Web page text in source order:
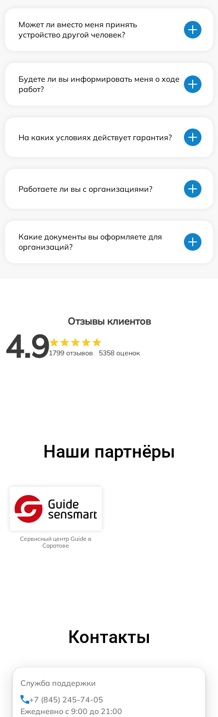
Может ли вместо меня принять
устройство другой человек?
Будете ли вы информировать меня о ходе
работ?
На каких условиях действует гарантия?
Работаете ли вы с организациями?
Какие документы вы оформляете для
организаций?
Отзывы клиентов
4.91799 отзывов 5358 оценок
Наши партнёры
Сервисный центр Guide в
Саратове
Контакты
Служба поддержки
+7 (845) 245-74-05
Ежедневно с 9:00 до 21:00